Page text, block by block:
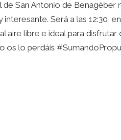
San Antonio de
Será a las 12:30,
aire libre e ideal para disfrutar
os lo perdáis